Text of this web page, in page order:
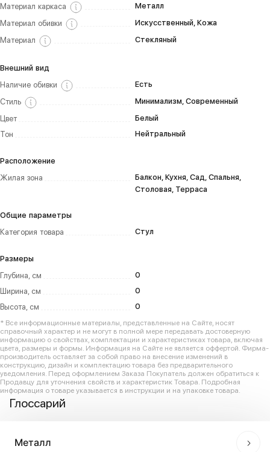
Материал каркаса
Металл
Материал обивки
Искусственный, Кожа
Материал
Стекляный
Внешний вид
Наличие обивки
Есть
Стиль
Минимализм, Современный
Цвет
Белый
Тон
Нейтральный
Расположение
Жилая зона
Балкон, Кухня, Сад, Спальня,
Столовая, Терраса
Общие параметры
Категория товара
Стул
Размеры
Глубина, см
0
Ширина, см
0
Высота, см
0
* Все информационные материалы, представленные на Сайте, носят
справочный характер и не могут в полной мере передавать достоверную
информацию о свойствах, комплектации и характеристиках товара, включая
цвета, размеры и формы. Информация на Сайте не является оффертой. Фирма-
производитель оставляет за собой право на внесение изменений в
конструкцию, дизайн и комплектацию товара без предварительного
уведомления. Перед оформлением Заказа Покупатель должен обратиться к
Продавцу для уточнения свойств и характеристик Товара. Подробная
информация о товаре указывается в инструкции и на упаковке товара.
Глоссарий
Металл